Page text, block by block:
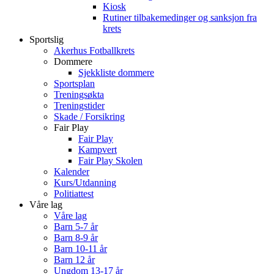
Kiosk
Rutiner tilbakemedinger og sanksjon fra
krets
Sportslig
Akerhus Fotballkrets
Dommere
Sjekkliste dommere
Sportsplan
Treningsøkta
Treningstider
Skade / Forsikring
Fair Play
Fair Play
Kampvert
Fair Play Skolen
Kalender
Kurs/Utdanning
Politiattest
Våre lag
Våre lag
Barn 5-7 år
Barn 8-9 år
Barn 10-11 år
Barn 12 år
Ungdom 13-17 år